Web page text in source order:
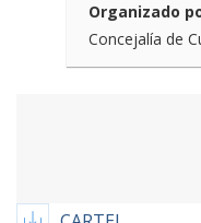
Organizado
Concejalía de